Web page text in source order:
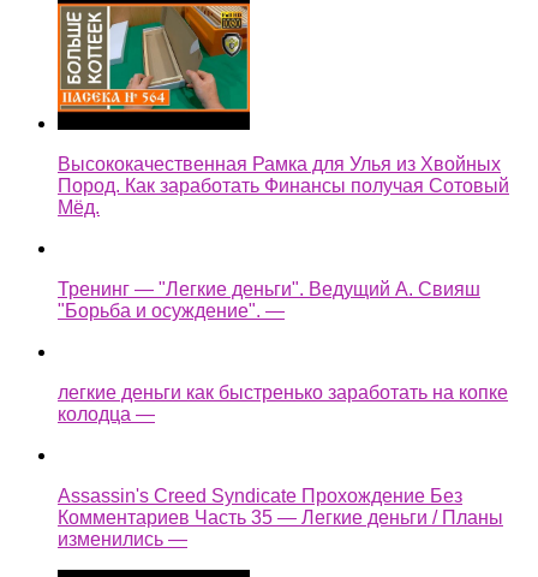
Высококачественная Рамка для Улья из Хвойных
Пород. Как заработать Финансы получая Сотовый
Мёд.
Тренинг — "Легкие деньги". Ведущий А. Свияш
"Борьба и осуждение". —
легкие деньги как быстренько заработать на копке
колодца —
Assassin's Creed Syndicate Прохождение Без
Комментариев Часть 35 — Легкие деньги / Планы
изменились —